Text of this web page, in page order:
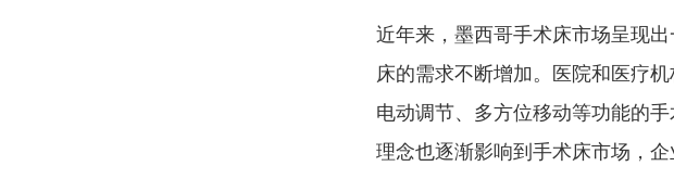
近年来，墨西哥手术床市场呈现
床的需求不断增加。医院和医疗
电动调节、多方位移动等功能的
理念也逐渐影响到手术床市场，